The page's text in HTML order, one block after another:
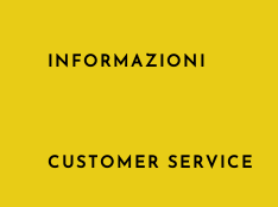
INFORMAZIONI
CUSTOMER SERVICE